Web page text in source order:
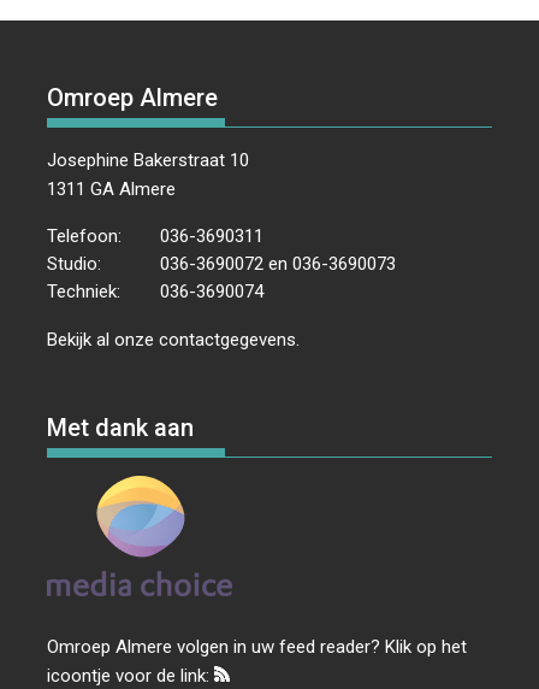
Omroep Almere
Josephine Bakerstraat 10
1311 GA Almere
Telefoon:
036-3690311
Studio:
036-3690072 en 036-3690073
Techniek:
036-3690074
Bekijk al onzecontactgegevens
Met dank aan
Omroep Almere volgen in uw feed reader? Klik op het
icoontje voor de link: